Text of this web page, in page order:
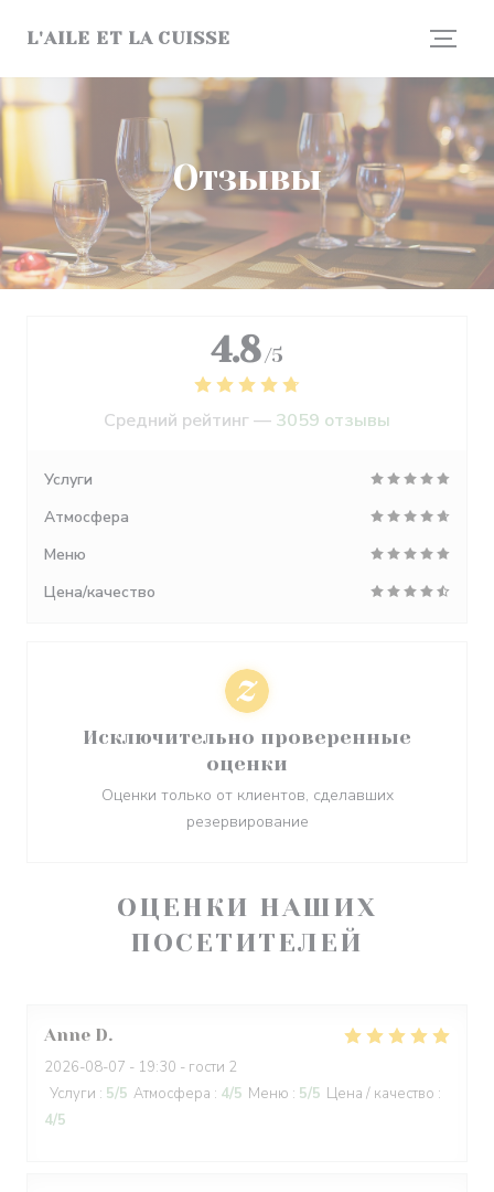
L'AILE ET LA CUISSE
Отзывы
ОЦЕНКИ НАШИХ
ПОСЕТИТЕЛЕЙ
Anne D
2026-08-07 - 19:30 - гости 2
Услуги : 5/5 Атмосфера : 4/5 Меню : 5/5 Цена / качество :
4/5
4.8 /5
Средний рейтинг — 3059 отзывы
Услуги
Атмосфера
Меню
Цена/качество
Исключительно проверенные
оценки
Оценки только от клиентов, сделавших
резервирование